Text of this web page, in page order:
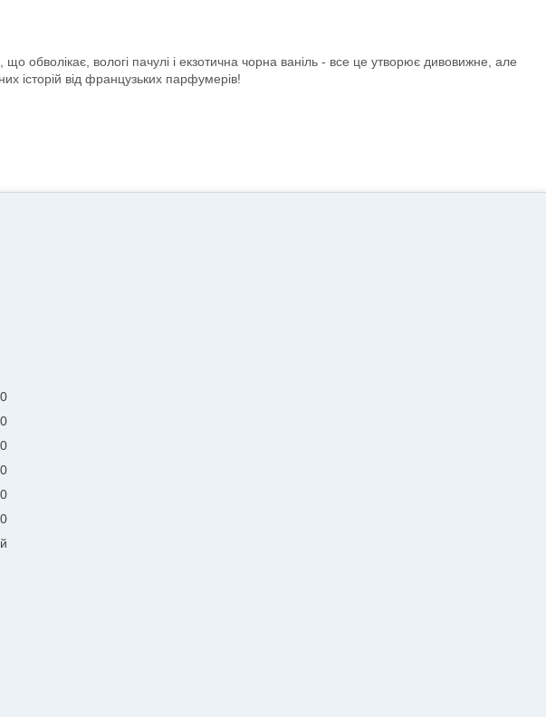
обволікає, вологі пачулі і екзотична чорна ваніль - все це утворює дивовижне, але
історій від французьких парфумерів!